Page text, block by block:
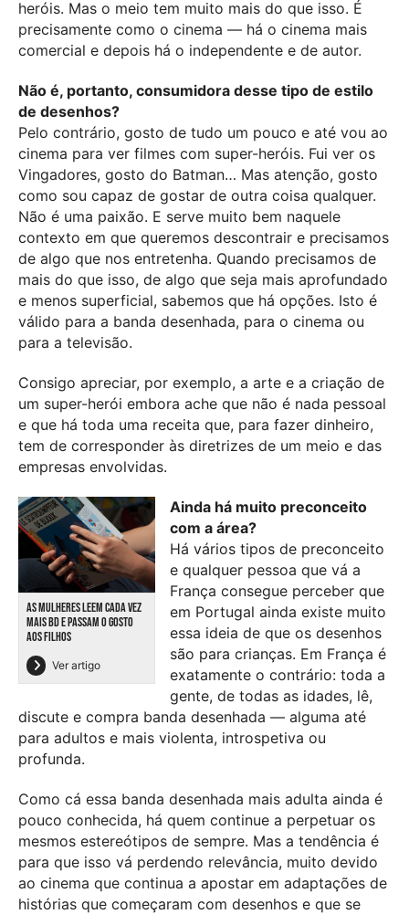
heróis. Mas o meio tem muito mais do que isso. É
precisamente como o cinema — há o cinema mais
comercial e depois há o independente e de autor.
Não é, portanto, consumidora desse tipo de estilo
de desenhos?
Pelo contrário, gosto de tudo um pouco e até vou ao
cinema para ver filmes com super-heróis. Fui ver os
Vingadores, gosto do Batman… Mas atenção, gosto
como sou capaz de gostar de outra coisa qualquer.
Não é uma paixão. E serve muito bem naquele
contexto em que queremos descontrair e precisamos
de algo que nos entretenha. Quando precisamos de
mais do que isso, de algo que seja mais aprofundado
e menos superficial, sabemos que há opções. Isto é
válido para a banda desenhada, para o cinema ou
para a televisão.
Consigo apreciar, por exemplo, a arte e a criação de
um super-herói embora ache que não é nada pessoal
e que há toda uma receita que, para fazer dinheiro,
tem de corresponder às diretrizes de um meio e das
empresas envolvidas.
AS MULHERES LEEM CADA VEZ
MAIS BD E PASSAM O GOSTO
AOS FILHOS
Ver artigo
Ainda há muito preconceito
com a área?
Há vários tipos de preconceito
e qualquer pessoa que vá a
França consegue perceber que
em Portugal ainda existe muito
essa ideia de que os desenhos
são para crianças. Em França é
exatamente o contrário: toda a
gente, de todas as idades, lê,
discute e compra banda desenhada — alguma até
para adultos e mais violenta, introspetiva ou
profunda.
Como cá essa banda desenhada mais adulta ainda é
pouco conhecida, há quem continue a perpetuar os
mesmos estereótipos de sempre. Mas a tendência é
para que isso vá perdendo relevância, muito devido
ao cinema que continua a apostar em adaptações de
histórias que começaram com desenhos e que se